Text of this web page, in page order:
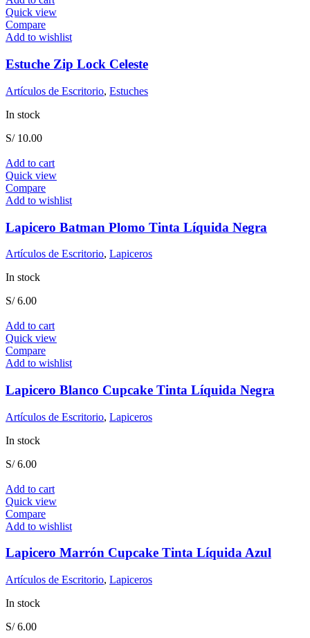
Quick view
Compare
Add to wishlist
Estuche Zip Lock Celeste
Artículos de Escritorio, Estuches
In stock
S/10.00
Add to cart
Quick view
Compare
Add to wishlist
Lapicero Batman Plomo Tinta Líquida Negra
Artículos de Escritorio, Lapiceros
In stock
S/6.00
Add to cart
Quick view
Compare
Add to wishlist
Lapicero Blanco Cupcake Tinta Líquida Negra
Artículos de Escritorio, Lapiceros
In stock
S/6.00
Add to cart
Quick view
Compare
Add to wishlist
Lapicero Marrón Cupcake Tinta Líquida Azul
Artículos de Escritorio, Lapiceros
In stock
S/6.00